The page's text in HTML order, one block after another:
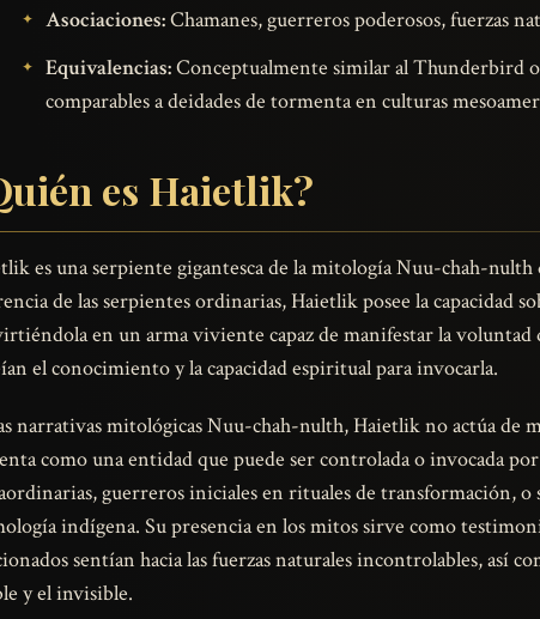
Asociaciones:Chamanes, guerreros poderosos, fuerzas
Equivalencias:Conceptualmente similar al Thunderbird
comparables a deidades de tormenta en culturas
es Haietlik?
es una serpiente gigantesca de la mitología Nuu-chah-
de las serpientes ordinarias, Haietlik posee la capacidad
en un arma viviente capaz de manifestar la voluntad
el conocimiento y la capacidad espiritual para invocarla.
narrativas mitológicas Nuu-chah-nulth, Haietlik no actúa de
como una entidad que puede ser controlada o invocada
guerreros iniciales en rituales de transformación, o
indígena. Su presencia en los mitos sirve como
sentían hacia las fuerzas naturales incontrolables, así
y el invisible.